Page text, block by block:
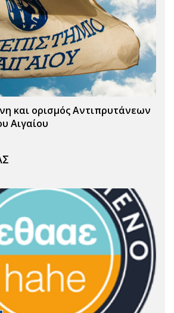
και ορισμός Αντιπρυτάνεων
Αιγαίου